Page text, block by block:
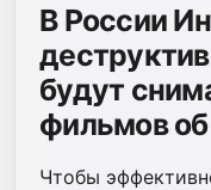
В России
будут
фильмов
Чтобы